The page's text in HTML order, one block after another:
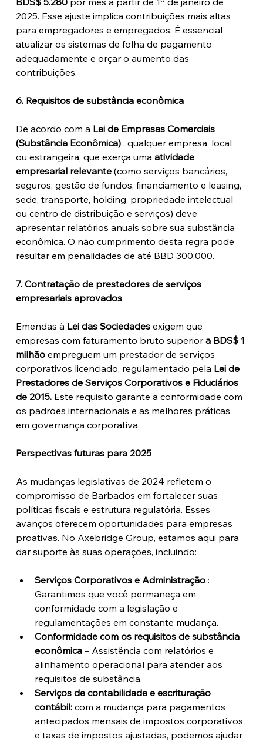
2025. Esse ajuste implica contribuições mais altas
para empregadores e empregados. É essencial
atualizar os sistemas de folha de pagamento
adequadamente e orçar o aumento das
contribuições.
6. Requisitos de substância econômica
De acordo com a Lei de Empresas Comerciais
(Substância Econômica) , qualquer empresa, local
ou estrangeira, que exerça uma atividade
empresarial relevante (como serviços bancários,
seguros, gestão de fundos, financiamento e leasing,
sede, transporte, holding, propriedade intelectual
ou centro de distribuição e serviços) deve
apresentar relatórios anuais sobre sua substância
econômica. O não cumprimento desta regra pode
resultar em penalidades de até BBD 300.000.
7. Contratação de prestadores de serviços
empresariais aprovados
Emendas à Lei das Sociedades exigem que
empresas com faturamento bruto superior a BDS$ 1
milhão empreguem um prestador de serviços
corporativos licenciado, regulamentado pela Lei de
Prestadores de Serviços Corporativos e Fiduciários
de 2015. Este requisito garante a conformidade com
os padrões internacionais e as melhores práticas
em governança corporativa.
Perspectivas futuras para 2025
As mudanças legislativas de 2024 refletem o
compromisso de Barbados em fortalecer suas
políticas fiscais e estrutura regulatória. Esses
avanços oferecem oportunidades para empresas
proativas. No Axebridge Group, estamos aqui para
dar suporte às suas operações, incluindo:
Serviços Corporativos e Administração :
Garantimos que você permaneça em
conformidade com a legislação e
regulamentações em constante mudança.
Conformidade com os requisitos de substância
econômica – Assistência com relatórios e
alinhamento operacional para atender aos
requisitos de substância.
Serviços de contabilidade e escrituração
contábil: com a mudança para pagamentos
antecipados mensais de impostos corporativos
e taxas de impostos ajustadas, podemos ajudar